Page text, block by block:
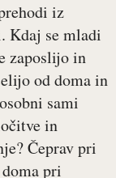
iz
Kdaj se mladi
zaposlijo in
od doma in
sami
in
Čeprav pri
pri